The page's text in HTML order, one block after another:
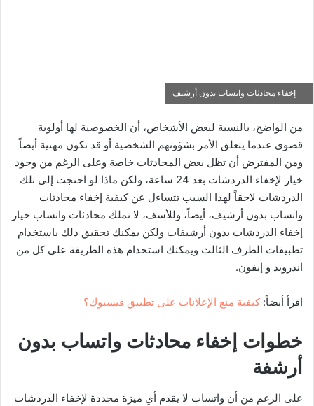
إخفاء محادثات واتساب بدون أرشيف
من الواضح، بالنسبة لبعض الأشخاص، أن الخصوصية لها أولوية
قصوى عندما يتعلق الأمر بشؤونهم الشخصية أو قد تكون مهنية أيضاً
ومن المفترض أن تظل بعض المحادثات خاصة وعلى الرغم من وجود
خيار لإخفاء الدردشات بعد 24 ساعة، ولكن ماذا لو احتجت إلى تلك
الدردشات لاحقاً لهذا السبب تتساءل عن كيفية إخفاء محادثات
واتساب بدون أرشيف، أيضاً، وللأسف، لا تملك محادثات واتساب خيار
إخفاء الدردشات بدون أرشيفات ولكن يمكنك تحقيق ذلك باستخدام
تطبيقات الطرف الثالث ويمكنك استخدام هذه الطريقة على كل من
اندرويد و إيفون.
اقرأ أيضاً: كيفية منع الإعلانات على تطبيق فيسبوك؟
خطوات إخفاء محادثات واتساب بدون
أرشفة
على الرغم من أن واتساب لا يقدم أي ميزة محددة لإخفاء الدردشات